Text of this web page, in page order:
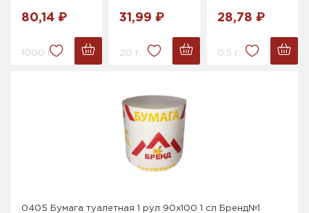
80,14 ₽
1000 г.
31,99 ₽
20 г.
28,78 ₽
0.5 г.
0405 Бумага туалетная 1 рул 90х100 1 сл Бренд№1